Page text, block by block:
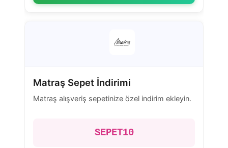
Matraş Sepet İndirimi
Matraş alışveriş sepetinize özel indirim ekleyin.
SEPET10